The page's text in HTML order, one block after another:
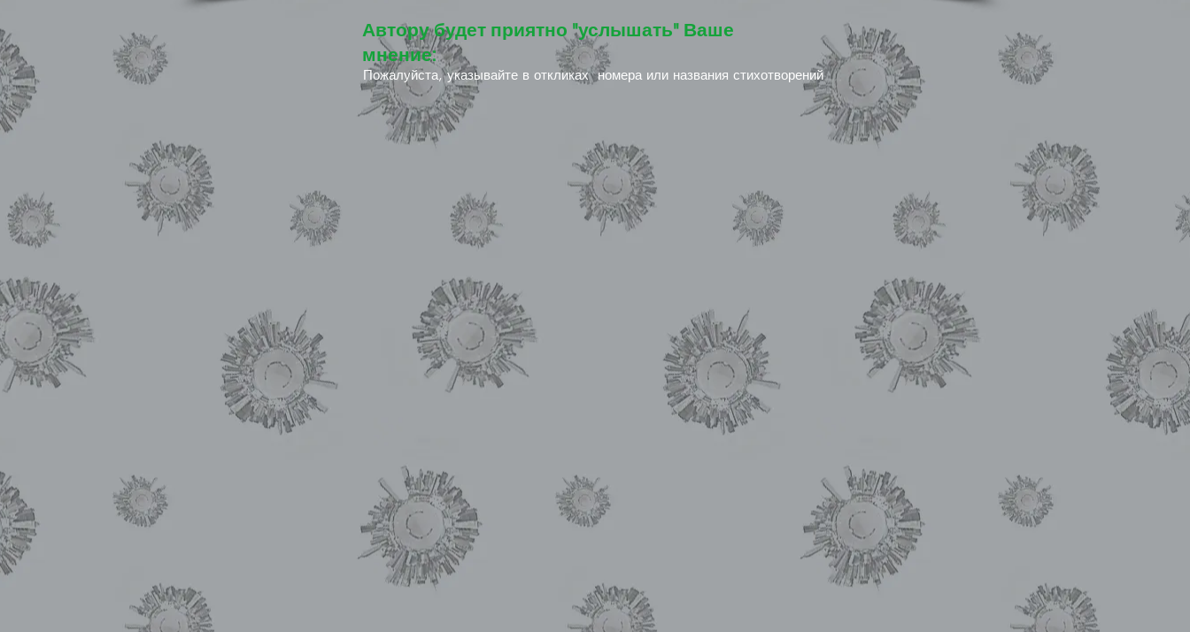
Автору будет приятно "услышать" Ваше
мнение:
Пожалуйста, указывайте в откликах номера или названия стихотворений